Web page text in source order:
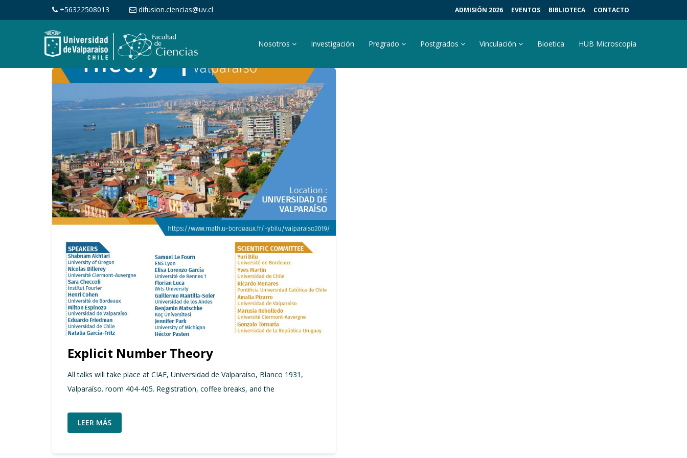
+56322508013 difusion.ciencias@uv.cl ADMISIÓN 2026 EVENTOS BIBLIOTECA CONTACTO
Nosotros Investigación Pregrado Postgrados Vinculación Bioetica HUB Microscopía
Explicit Number Theory
All talks will take place at CIAE, Universidad de Valparaíso, Blanco 1931,
Valparaíso. room 404-405. Registration, coffee breaks, and the
LEER MÁS